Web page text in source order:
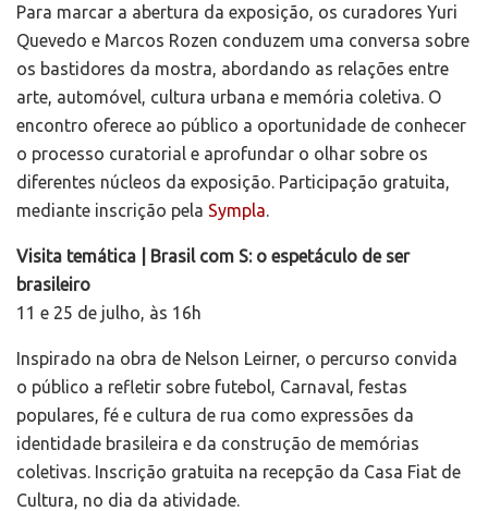
Para marcar a abertura da exposição, os curadores Yuri
Quevedo e Marcos Rozen conduzem uma conversa sobre
os bastidores da mostra, abordando as relações entre
arte, automóvel, cultura urbana e memória coletiva. O
encontro oferece ao público a oportunidade de conhecer
o processo curatorial e aprofundar o olhar sobre os
diferentes núcleos da exposição. Participação gratuita,
mediante inscrição pela Sympla.
Visita temática | Brasil com S: o espetáculo de ser
brasileiro
11 e 25 de julho, às 16h
Inspirado na obra de Nelson Leirner, o percurso convida
o público a refletir sobre futebol, Carnaval, festas
populares, fé e cultura de rua como expressões da
identidade brasileira e da construção de memórias
coletivas. Inscrição gratuita na recepção da Casa Fiat de
Cultura, no dia da atividade.